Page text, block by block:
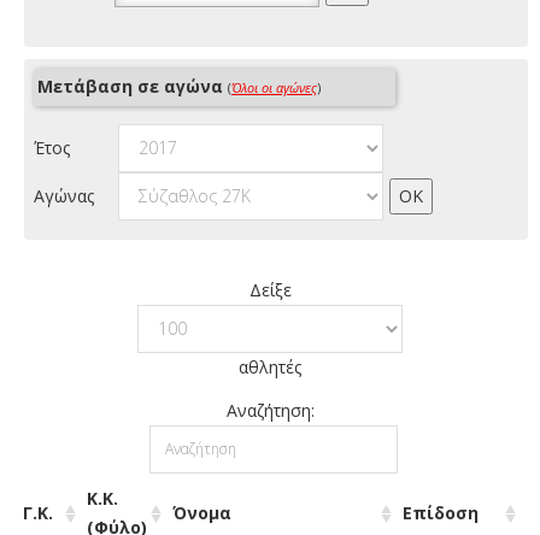
Μετάβαση σε αγώνα (Όλοι οι αγώνες)
Έτος
Αγώνας
Δείξε
αθλητές
Αναζήτηση:
Γ.Κ.
Κ.Κ.
(Φύλο)
Όνομα Επίδοση